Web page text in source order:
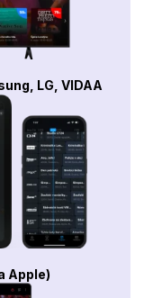
LG, VIDAA
Apple)